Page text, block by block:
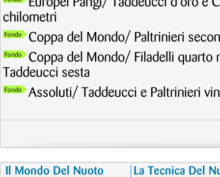
chilometri
Fondo Coppa del Mondo/ Paltrinieri
Fondo
Coppa del Mondo/ Filadelli quarto
Taddeucci sesta
Fondo Assoluti/ Taddeucci e Paltrinieri
Il Mondo Del Nuoto La Tecnica Del